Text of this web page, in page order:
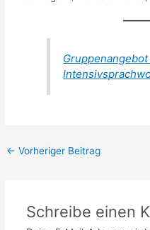
← Vorheriger Beitrag
Schreibe einen